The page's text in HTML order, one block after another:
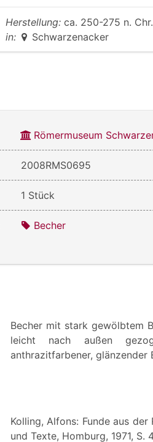
Herstellung: ca. 250-275 n.
in:
Schwarzenacker
Römermuseum
2008RMS0695
1 Stück
Becher
Becher mit stark gewölbtem
leicht nach außen
anthrazitfarbener,
Kolling, Alfons: Funde aus
und Texte, Homburg, 1971, S.